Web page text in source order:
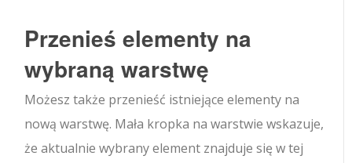
Przenieś elementy na
wybraną warstwę
Możesz także przenieść istniejące elementy na
nową warstwę. Mała kropka na warstwie wskazuje,
że aktualnie wybrany element znajduje się w tej